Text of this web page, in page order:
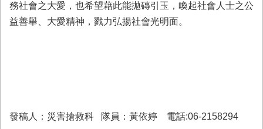
網
站
市
政
務社會之大愛，也希望藉此能拋磚引玉，喚起社會人士之公
益善舉、大愛精神，戮力弘揚社會光明面。
發稿人：災害搶救科 隊員：黃依婷 電話:06-2158294